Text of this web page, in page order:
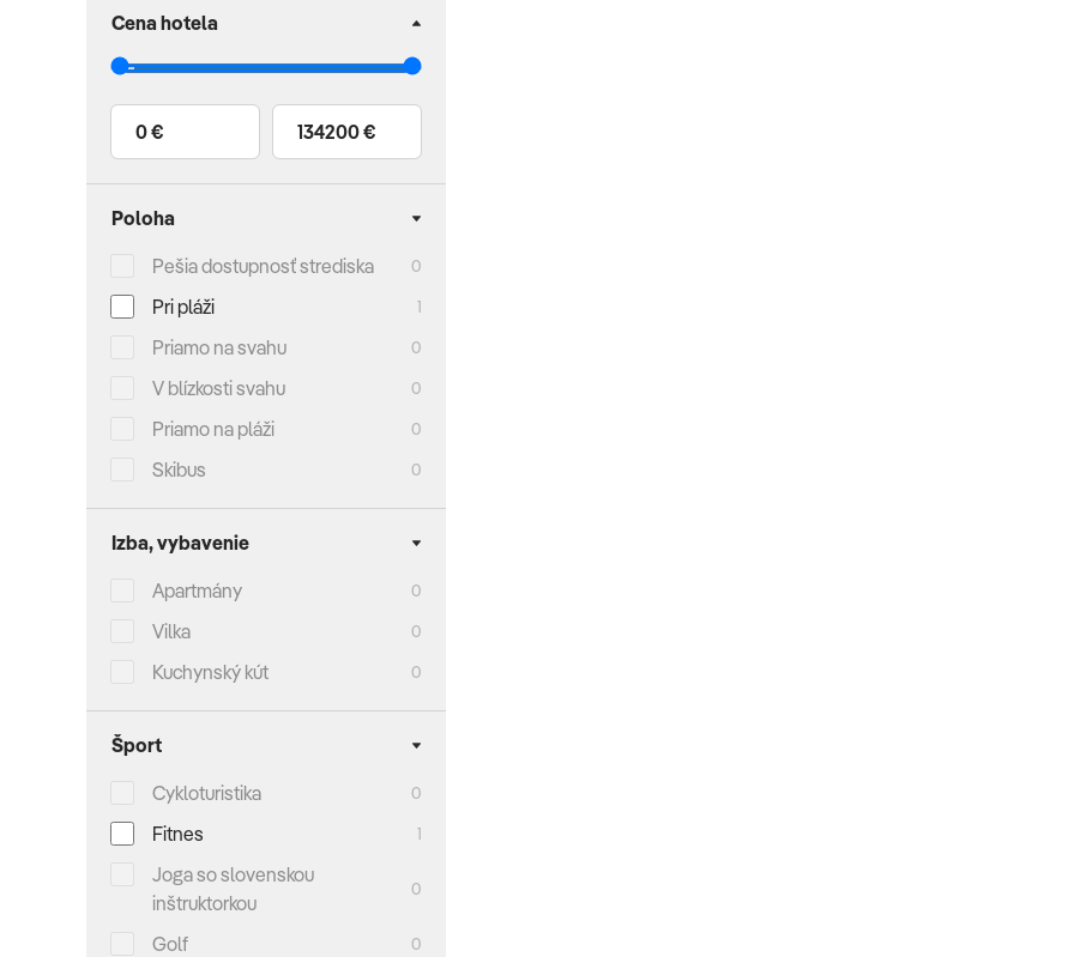
Cena hotela
0 € 134200 €
Poloha
Pešia dostupnosť strediska
0
Pri pláži 1
Priamo na svahu 0
V blízkosti svahu 0
Priamo na pláži 0
Skibus 0
Izba, vybavenie
Apartmány
0
Vilka 0
Kuchynský kút 0
Šport
Cykloturistika
0
Fitnes 1
Joga so slovenskou
inštruktorkou
0
Golf 0